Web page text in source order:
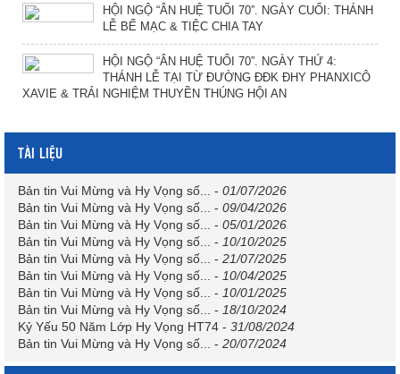
HỘI NGỘ “ÂN HUỆ TUỔI 70”. NGÀY CUỐI: THÁNH
LỄ BẾ MẠC & TIỆC CHIA TAY
HỘI NGỘ “ÂN HUỆ TUỔI 70”. NGÀY THỨ 4:
THÁNH LỄ TẠI TỪ ĐƯỜNG ĐĐK ĐHY PHANXICÔ
XAVIE & TRẢI NGHIỆM THUYỀN THÚNG HỘI AN
TÀI LIỆU
Bản tin Vui Mừng và Hy Vọng số... - 01/07/2026
Bản tin Vui Mừng và Hy Vọng số...
- 09/04/2026
Bản tin Vui Mừng và Hy Vọng số...
- 05/01/2026
Bản tin Vui Mừng và Hy Vọng số...
- 10/10/2025
Bản tin Vui Mừng và Hy Vọng số...
- 21/07/2025
Bản tin Vui Mừng và Hy Vọng số...
- 10/04/2025
Bản tin Vui Mừng và Hy Vọng số...
- 10/01/2025
Bản tin Vui Mừng và Hy Vọng số...
- 18/10/2024
Kỷ Yếu 50 Năm Lớp Hy Vọng HT74 - 31/08/2024
Bản tin Vui Mừng và Hy Vọng số...
- 20/07/2024